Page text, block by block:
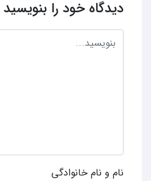
دیدگاه خود را بنویسید
نام و نام خانوادگی